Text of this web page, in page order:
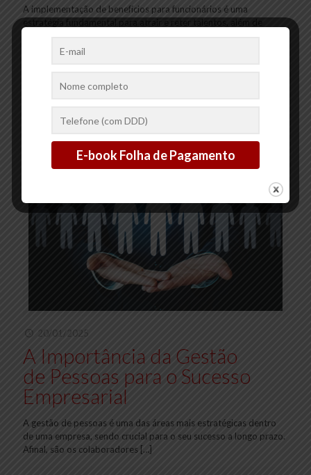
A implementação de benefícios para funcionários é uma
benefícios[…]
20/01/2025
A Importância da Gestão
de Pessoas para o Sucesso
Empresarial
A gestão de pessoas é uma das áreas mais estratégicas dentro
de uma empresa, sendo crucial para o seu sucesso a longo prazo.
Afinal, são os colaboradores […]